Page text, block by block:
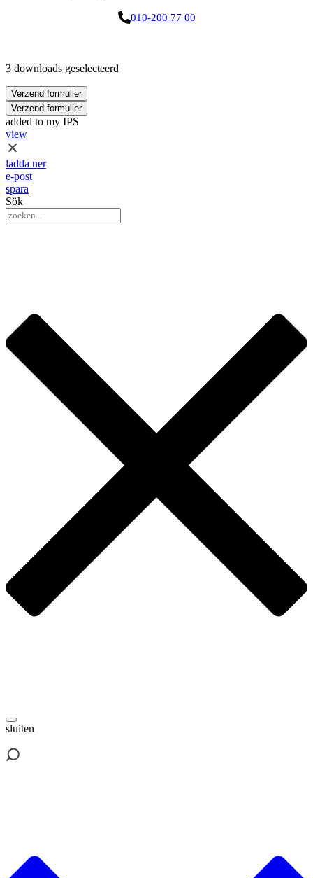
010-200 77 00
3 downloads geselecteerd
Verzend formulier
Verzend formulier
added to my IPS
view
ladda ner
e-post
spara
Sök
sluiten